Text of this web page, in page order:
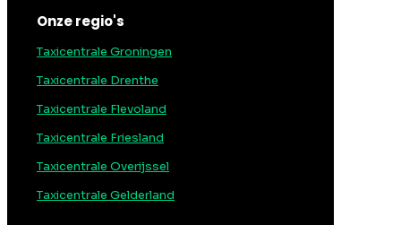
Onze regio's
Taxicentrale Groningen
Taxicentrale Drenthe
Taxicentrale Flevoland
Taxicentrale Friesland
Taxicentrale Overijssel
Taxicentrale Gelderland